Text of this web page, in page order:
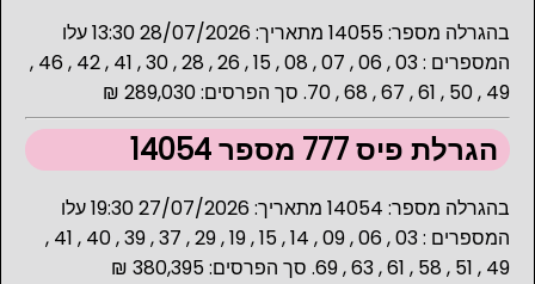
בהגרלה מספר: 14055 מתאריך: 28/07/2026 13:30 עלו
המספרים : 03 , 06 , 07 , 08 , 15 , 26 , 28 , 30 , 41 , 42 , 46 ,
49 , 50 , 61 , 67 , 68 , 70. סך הפרסים: 289,030 ₪
הגרלת פיס 777 מספר 14054
בהגרלה מספר: 14054 מתאריך: 27/07/2026 19:30 עלו
המספרים : 03 , 06 , 09 , 14 , 15 , 19 , 29 , 37 , 39 , 40 , 41 ,
49 , 51 , 58 , 61 , 63 , 69. סך הפרסים: 380,395 ₪